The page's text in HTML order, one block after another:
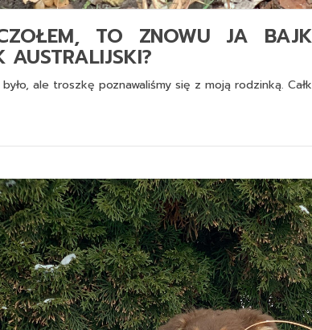
TO ZNOWU JA
AUSTRALIJSKI?
ale troszkę poznawaliśmy się z moją rodzinką.